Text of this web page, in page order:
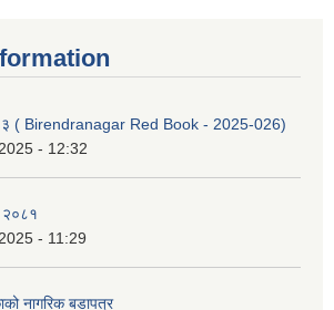
( Birendranagar Red Book - 2025-026)
- 12:32
२०८१
- 11:29
नागरिक बडापत्र